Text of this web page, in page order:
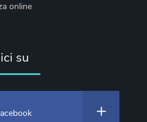
online
su